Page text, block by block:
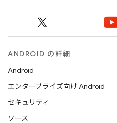
ANDROID の詳細
Android
エンタープライズ向け Android
セキュリティ
ソース